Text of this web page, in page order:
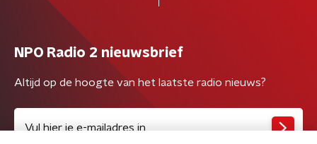
NPO Radio 2 nieuwsbrief
Altijd op de hoogte van het laatste radio nieuws?